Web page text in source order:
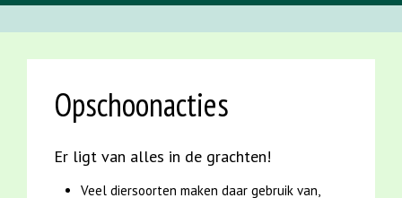
Opschoonacties
Er ligt van alles in de grachten!
Veel diersoorten maken daar gebruik van,